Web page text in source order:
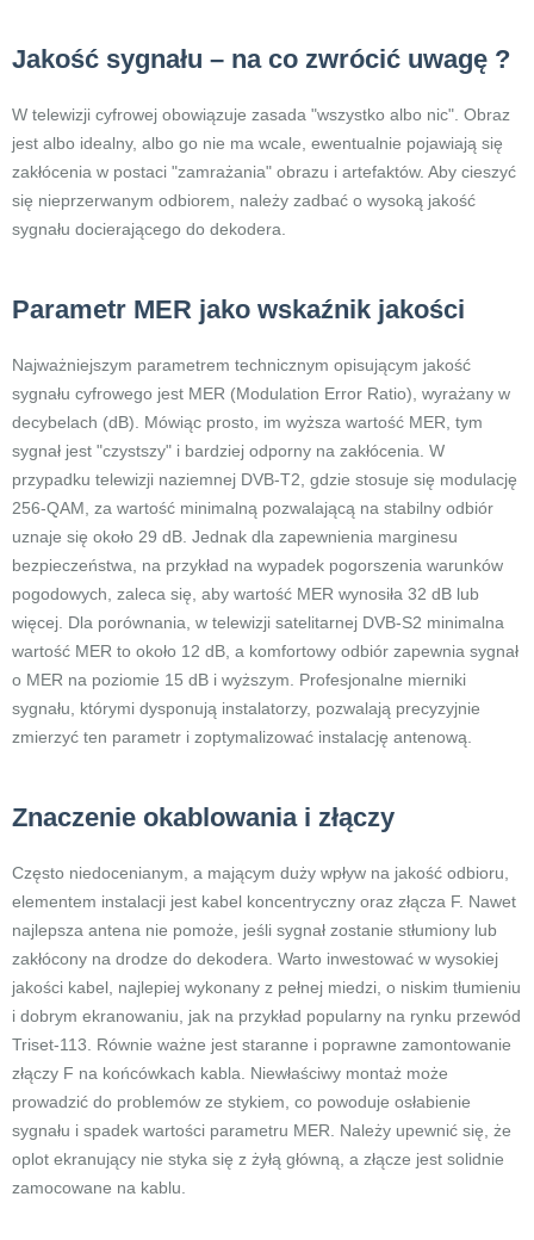
Jakość sygnału – na co zwrócić uwagę ?
W telewizji cyfrowej obowiązuje zasada "wszystko albo nic". Obraz
jest albo idealny, albo go nie ma wcale, ewentualnie pojawiają się
zakłócenia w postaci "zamrażania" obrazu i artefaktów. Aby cieszyć
się nieprzerwanym odbiorem, należy zadbać o wysoką jakość
sygnału docierającego do dekodera.
Parametr MER jako wskaźnik jakości
Najważniejszym parametrem technicznym opisującym jakość
sygnału cyfrowego jest MER (Modulation Error Ratio), wyrażany w
decybelach (dB). Mówiąc prosto, im wyższa wartość MER, tym
sygnał jest "czystszy" i bardziej odporny na zakłócenia. W
przypadku telewizji naziemnej DVB-T2, gdzie stosuje się modulację
256-QAM, za wartość minimalną pozwalającą na stabilny odbiór
uznaje się około 29 dB. Jednak dla zapewnienia marginesu
bezpieczeństwa, na przykład na wypadek pogorszenia warunków
pogodowych, zaleca się, aby wartość MER wynosiła 32 dB lub
więcej. Dla porównania, w telewizji satelitarnej DVB-S2 minimalna
wartość MER to około 12 dB, a komfortowy odbiór zapewnia sygnał
o MER na poziomie 15 dB i wyższym. Profesjonalne mierniki
sygnału, którymi dysponują instalatorzy, pozwalają precyzyjnie
zmierzyć ten parametr i zoptymalizować instalację antenową.
Znaczenie okablowania i złączy
Często niedocenianym, a mającym duży wpływ na jakość odbioru,
elementem instalacji jest kabel koncentryczny oraz złącza F. Nawet
najlepsza antena nie pomoże, jeśli sygnał zostanie stłumiony lub
zakłócony na drodze do dekodera. Warto inwestować w wysokiej
jakości kabel, najlepiej wykonany z pełnej miedzi, o niskim tłumieniu
i dobrym ekranowaniu, jak na przykład popularny na rynku przewód
Triset-113. Równie ważne jest staranne i poprawne zamontowanie
złączy F na końcówkach kabla. Niewłaściwy montaż może
prowadzić do problemów ze stykiem, co powoduje osłabienie
sygnału i spadek wartości parametru MER. Należy upewnić się, że
oplot ekranujący nie styka się z żyłą główną, a złącze jest solidnie
zamocowane na kablu.